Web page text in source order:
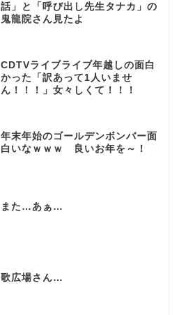
話」と「呼び出し先生タナカ」の
鬼龍院さん見たよ
CDTVライブライブ年越しの面白
かった「訳あって1人いませ
ん！！！」女々しくて！！！
年末年始のゴールデンボンバー面
白いなｗｗｗ 良いお年を～！
また…あぁ…
歌広場さん…